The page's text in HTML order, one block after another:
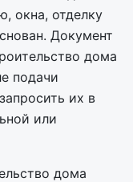
окна, отделку
Документ
дома
подачи
их в
или
дома